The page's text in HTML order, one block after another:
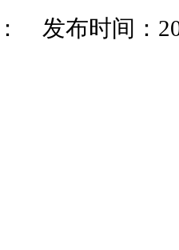
发布时间：